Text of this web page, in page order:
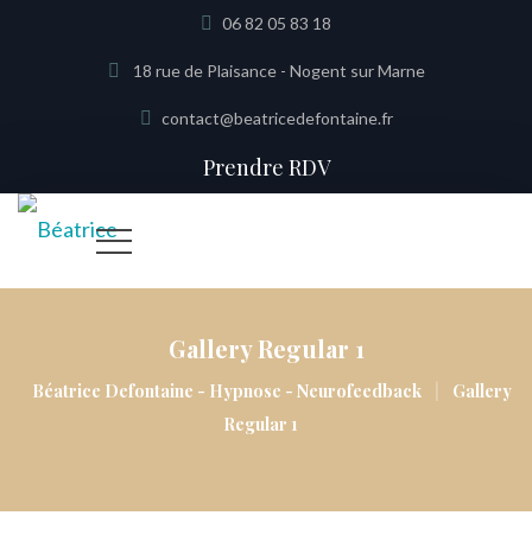
06 82 05 83 18
18 rue de Plaisance - Nogent sur Marne
contact@beatricedefontaine.fr
Prendre RDV
Gallery Regular 1
Béatrice Defontaine - Hypnose - Neurofeedback |
Gallery
Regular 1